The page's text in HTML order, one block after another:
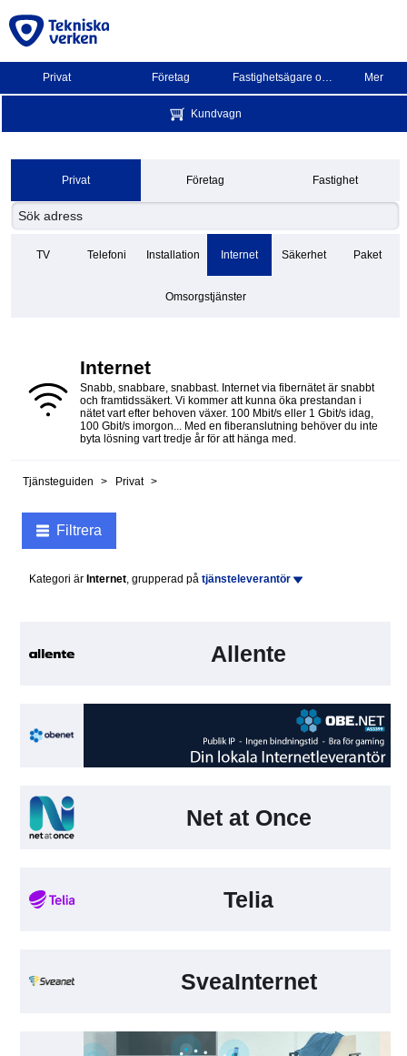
Privat Företag Fastighetsägare och BRF Mer
Kundvagn
Privat Företag Fastighet
TV Telefoni Installation Internet Säkerhet Paket
Omsorgstjänster
Internet
Snabb, snabbare, snabbast. Internet via fibernätet är snabbt
och framtidssäkert. Vi kommer att kunna öka prestandan i
nätet vart efter behoven växer. 100 Mbit/s eller 1 Gbit/s idag,
100 Gbit/s imorgon... Med en fiberanslutning behöver du inte
byta lösning vart tredje år för att hänga med.
Tjänsteguiden Privat
Filtrera
Kategori är Internet , grupperad på tjänsteleverantör
Allente
Net at Once
Telia
SveaInternet